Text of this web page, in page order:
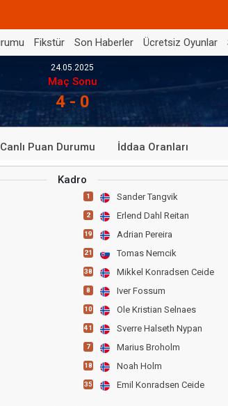
Fikstür Son Haberler Ücretsiz Oyunlar
24.05.2025
Maç Sonu
4 - 0
Canlı Puan Durumu İddaa Oranları
Kadro
1 Sander Tangvik
2 Erlend Dahl Reitan
19 Adrian Pereira
21 Tomas Nemcik
38 Mikkel Konradsen Ceide
8 Iver Fossum
10 Ole Kristian Selnaes
41 Sverre Halseth Nypan
7 Marius Broholm
18 Noah Holm
35 Emil Konradsen Ceide